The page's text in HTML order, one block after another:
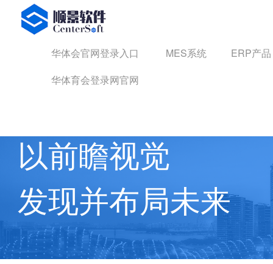
华体会官网登录入口
华体会官网登录入口 MES系统
ERP产品
华体育会登录网官网
以前瞻视觉
发现并布局未来